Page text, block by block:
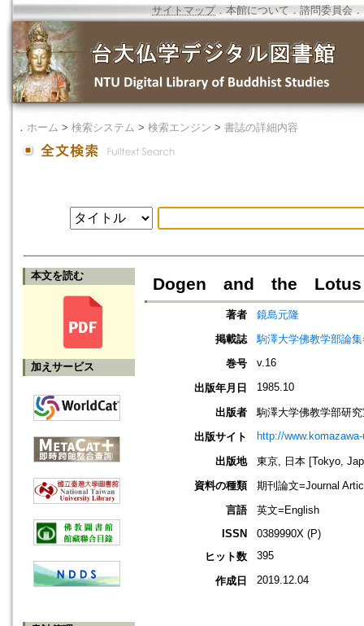
サイトマップ．本館について ． 諮問委員会 ．
． ホーム > 検索システム > 検索エンジン > 書誌の詳細内容
本文を読む
加えサービス
Dogen and the
著者
鏡島元隆
掲載誌
駒澤大学佛教学部論
巻号
v.16
出版年月日 1985.10
出版者
駒澤大学佛教学部研
出版サイト
http://
出版地
東京, 日本 [Tokyo,
資料の種類
期刊論文=Journal
言語
英文=English
ISSN
0389990X (P)
ヒット数
395
作成日 2019.12.04